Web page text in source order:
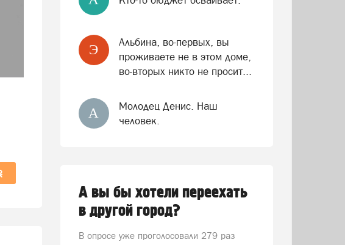
Э
Альбина, во-первых, вы
проживаете не в этом доме,
во-вторых никто не просит...
А
Молодец Денис. Наш
человек.
А вы бы хотели переехать
в другой город?
В опросе уже проголосовали 279 раз